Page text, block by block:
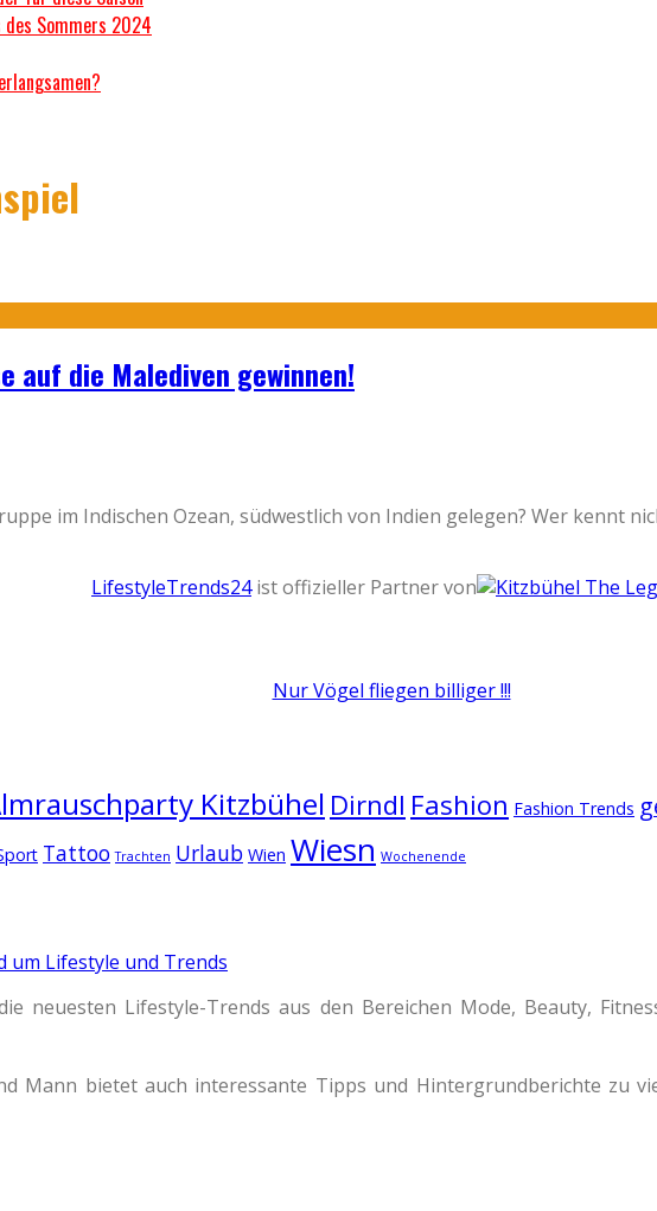
des Sommers 2024
auf die Malediven gewinnen!
im Indischen Ozean, südwestlich von Indien gelegen? Wer kennt
LifestyleTrends24ist offizieller Partner von
Nur Vögel fliegen billiger !!!
Kitzbühel Dirndl Fashion Fashion Trends
Tattoo Trachten Urlaub Wien Wiesn Wochenende
um Lifestyle und Trends
neuesten Lifestyle-Trends aus den Bereichen Mode, Beauty,
Mann bietet auch interessante Tipps und Hintergrundberichte zu